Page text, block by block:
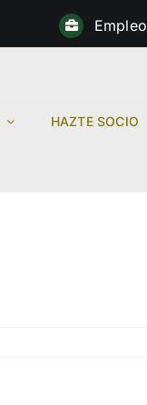
Empleo
HAZTE SOCIO